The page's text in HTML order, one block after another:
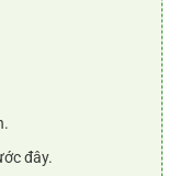
đây.